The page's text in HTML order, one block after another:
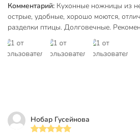
Комментарий: Кухонные ножницы из
острые, удобные, хорошо моются,
разделки птицы. Долговечные.
Нобар Гусейнова